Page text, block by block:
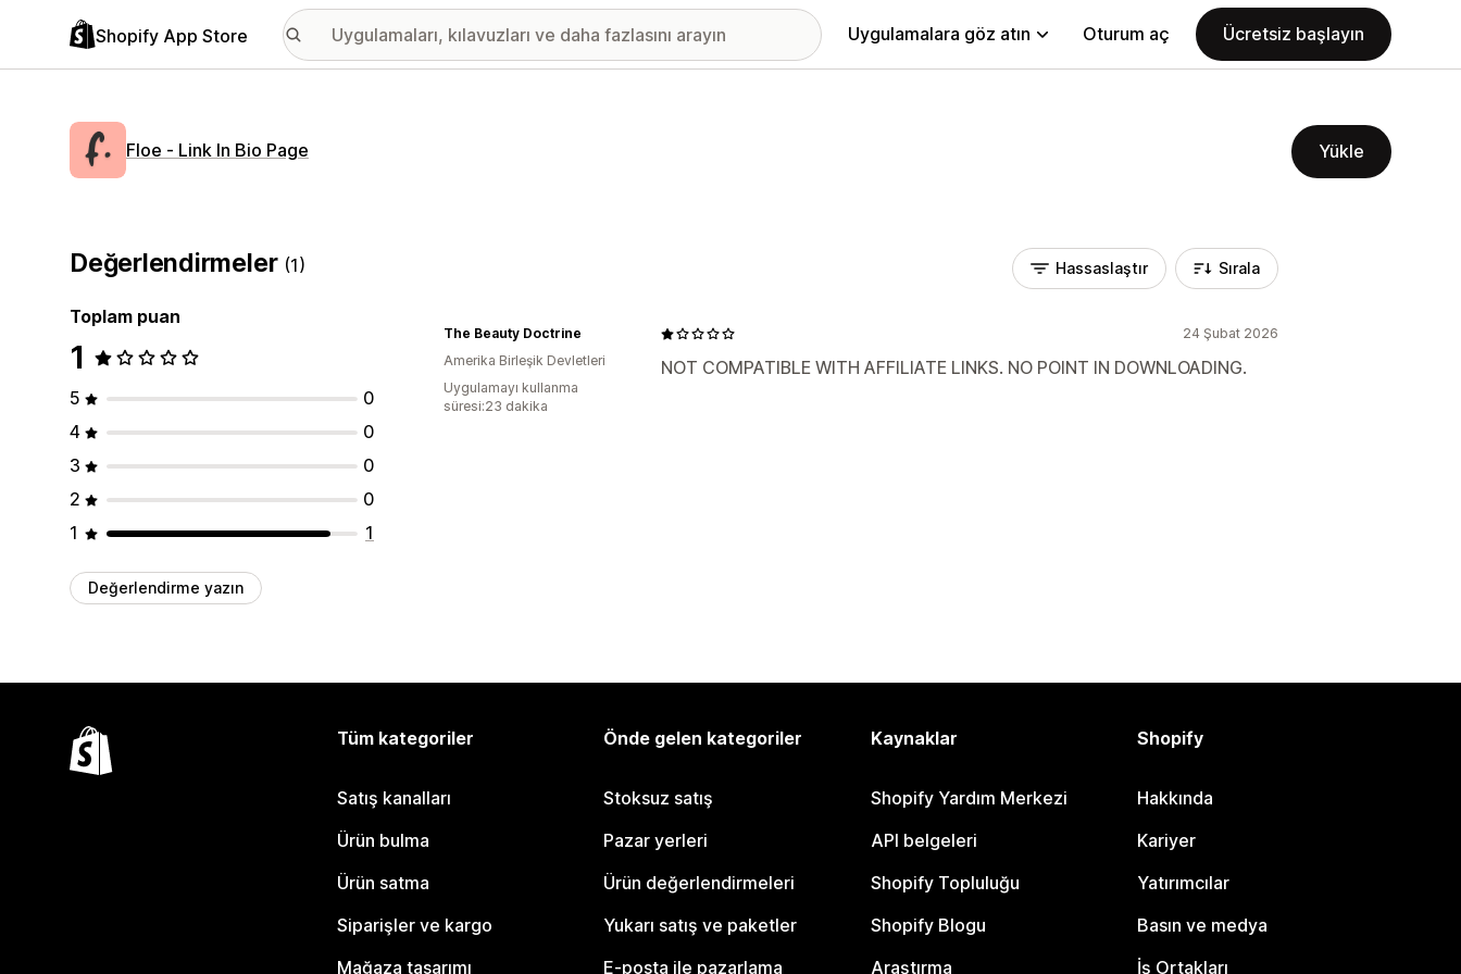
Shopify App Store Uygulamalara göz atın Oturum aç Ücretsiz başlayın
Floe ‑ Link In Bio Page Yükle
Değerlendirmeler (1)
Toplam puan
1
5
0
4
0
3
0
2
0
1
1
Değerlendirme yazın
Hassaslaştır Sırala
24 Şubat 2026
NOT COMPATIBLE WITH AFFILIATE LINKS. NO POINT IN DOWNLOADING.
The Beauty Doctrine
Amerika Birleşik Devletleri
Uygulamayı kullanma
süresi:23 dakika
Tüm kategoriler
Satış kanalları
Ürün bulma
Ürün satma
Siparişler ve kargo
Mağaza tasarımı
Önde gelen kategoriler
Stoksuz satış
Pazar yerleri
Ürün değerlendirmeleri
Yukarı satış ve paketler
E-posta ile pazarlama
Kaynaklar
Shopify Yardım Merkezi
API belgeleri
Shopify Topluluğu
Shopify Blogu
Araştırma
Shopify
Hakkında
Kariyer
Yatırımcılar
Basın ve medya
İş Ortakları